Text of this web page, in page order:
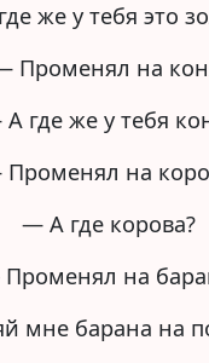
же у тебя это
Променял на
где же у тебя
на
— А где корова?
на
мне барана на